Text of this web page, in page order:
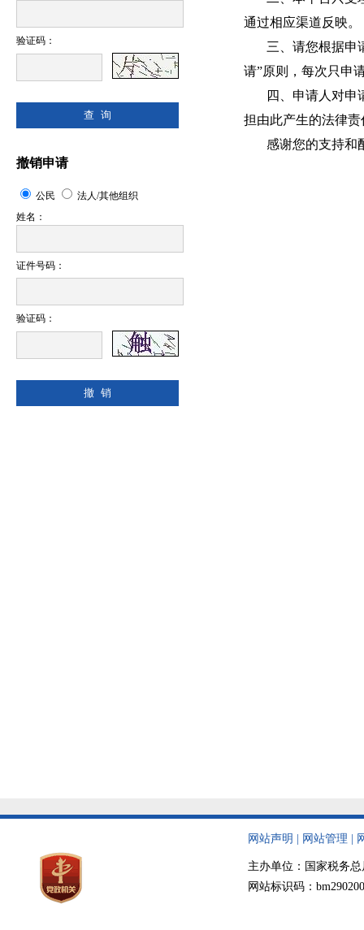
验证码：
撤销申请
公民
法人/其他组织
姓名：
证件号码：
验证码：
通过相应渠道反映。
三、请您根据申请
请”原则，每次只
四、申请人对申请
担由此产生的法律责
感谢您的支持和
网站声明 网站管理
主办单位：国家税务
网站标识码：